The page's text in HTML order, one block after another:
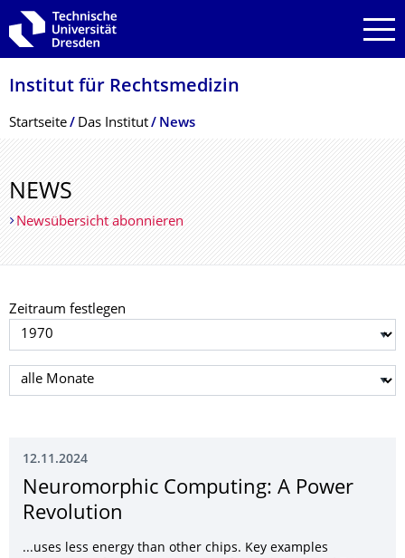
Zur Hauptnavigation springen
Zur Suche springen
Zum Inhalt springen
Institut für Rechtsmedizin
Breadcrumb-Menü
Startseite Das Institut News
NEWS
Newsübersicht abonnieren
Zeitraum festlegen
Jahr auswählen
Monat auswählen
12.11.2024
Neuromorphic Computing: A Power
Revolution
...uses less energy than other chips. Key examples